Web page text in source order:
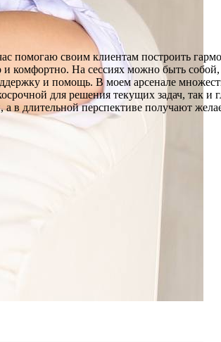
помогаю своим клиентам построить
комфортно. На сессиях можно быть собой,
и помощь. В моем арсенале
для решения текущих задач, так и
в длительной перспективе получают